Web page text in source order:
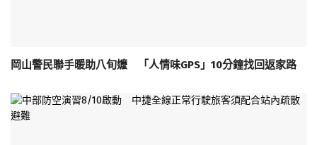
岡山警民聯手暖助八旬嬤 「人情味GPS」10分鐘找回返家路